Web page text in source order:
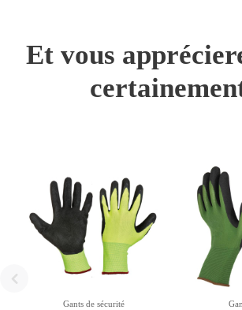
Et vous
Gants de sécurité